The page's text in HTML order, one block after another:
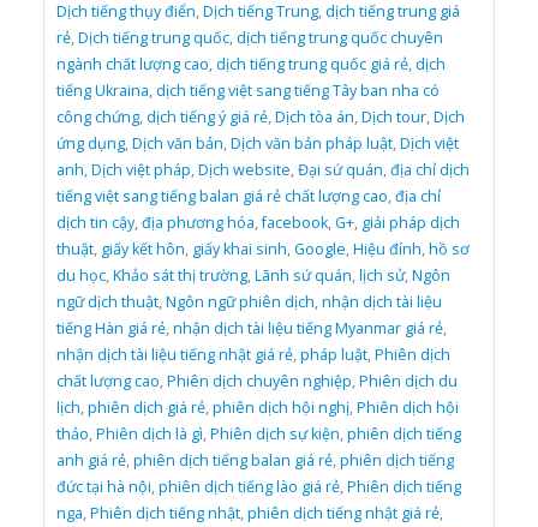
Dịch tiếng thụy điển,Dịch tiếng Trung,dịch tiếng trung giá
rẻ,Dịch tiếng trung quốc,dịch tiếng trung quốc chuyên
ngành chất lượng cao,dịch tiếng trung quốc giá rẻ,dịch
tiếng Ukraina,dịch tiếng việt sang tiếng Tây ban nha có
công chứng,dịch tiếng ý giá rẻ,Dịch tòa án,Dịch tour,Dịch
ứng dụng,Dịch văn bản,Dịch văn bản pháp luật,Dịch việt
anh,Dịch việt pháp,Dịch website,Đại sứ quán,địa chỉ dịch
tiếng việt sang tiếng balan giá rẻ chất lượng cao,địa chỉ
dịch tin cậy,địa phương hóa,facebook,G+, giải pháp dịch
thuật, giấy kết hôn, giấy khai sinh,Google,Hiệu đính,hồ sơ
du học,Khảo sát thị trường,Lãnh sứ quán,lịch sử,Ngôn
ngữ dịch thuật,Ngôn ngữ phiên dịch,nhận dịch tài liệu
tiếng Hàn giá rẻ,nhận dịch tài liệu tiếng Myanmar giá rẻ,
nhận dịch tài liệu tiếng nhật giá rẻ,pháp luật,Phiên dịch
chất lượng cao,Phiên dịch chuyên nghiệp,Phiên dịch du
lịch,phiên dịch giá rẻ,phiên dịch hội nghị,Phiên dịch hội
thảo,Phiên dịch là gì,Phiên dịch sự kiện,phiên dịch tiếng
anh giá rẻ,phiên dịch tiếng balan giá rẻ,phiên dịch tiếng
đức tại hà nội,phiên dịch tiếng lào giá rẻ,Phiên dịch tiếng
nga,Phiên dịch tiếng nhật,phiên dịch tiếng nhật giá rẻ,